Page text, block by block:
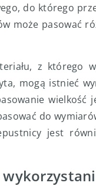
do którego
może pasować
z którego
mogą istnieć
do
jest